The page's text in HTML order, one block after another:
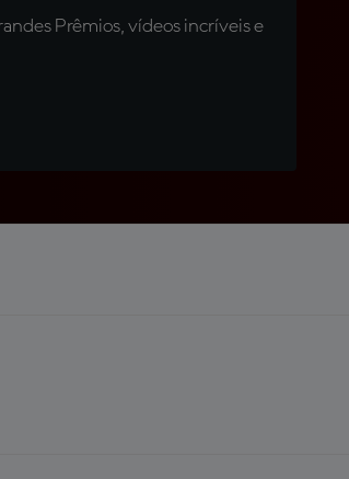
Prêmios, vídeos incríveis e